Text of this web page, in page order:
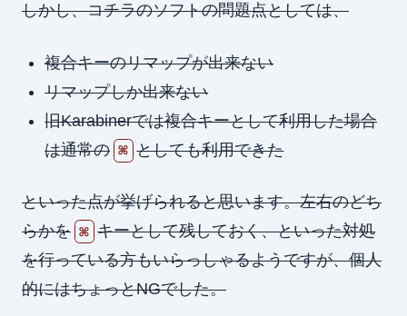
しかし、コチラのソフトの問題点としては、
複合キーのリマップが出来ない
リマップしか出来ない
旧Karabinerでは複合キーとして利用した場合
は通常の ⌘ としても利用できた
といった点が挙げられると思います。左右のどち
らかを ⌘ キーとして残しておく、といった対処
を行っている方もいらっしゃるようですが、個人
的にはちょっとNGでした。